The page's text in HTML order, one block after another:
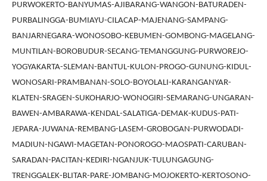
PURWOKERTO-BANYUMAS-AJIBARANG-WANGON-BATURADEN-
PURBALINGGA-BUMIAYU-CILACAP-MAJENANG-SAMPANG-
BANJARNEGARA-WONOSOBO-KEBUMEN-GOMBONG-MAGELANG-
MUNTILAN-BOROBUDUR-SECANG-TEMANGGUNG-PURWOREJO-
YOGYAKARTA-SLEMAN-BANTUL-KULON-PROGO-GUNUNG-KIDUL-
WONOSARI-PRAMBANAN-SOLO-BOYOLALI-KARANGANYAR-
KLATEN-SRAGEN-SUKOHARJO-WONOGIRI-SEMARANG-UNGARAN-
BAWEN-AMBARAWA-KENDAL-SALATIGA-DEMAK-KUDUS-PATI-
JEPARA-JUWANA-REMBANG-LASEM-GROBOGAN-PURWODADI-
MADIUN-NGAWI-MAGETAN-PONOROGO-MAOSPATI-CARUBAN-
SARADAN-PACITAN-KEDIRI-NGANJUK-TULUNGAGUNG-
TRENGGALEK-BLITAR-PARE-JOMBANG-MOJOKERTO-KERTOSONO-